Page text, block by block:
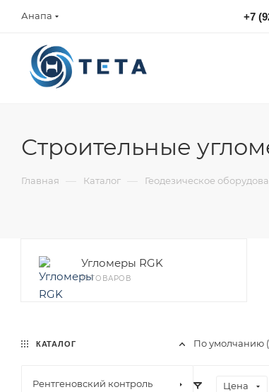
Анапа +7
Строительные
Главная — Каталог — Геодезическое
Угломеры RGK
11 ТОВАРОВ
По умолчанию
Цена
КАТАЛОГ
Рентгеновский контроль